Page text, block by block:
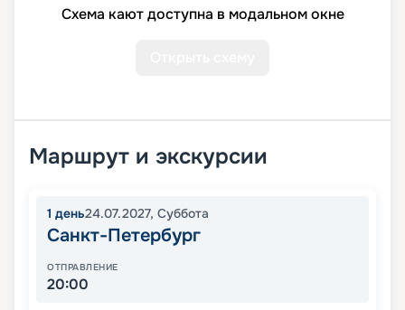
Схема кают доступна в модальном окне
Маршрут и экскурсии
1 день24.07.2027, Суббота
Санкт-Петербург
ОТПРАВЛЕНИЕ
20:00